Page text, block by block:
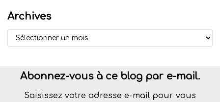
Archives
Abonnez-vous à ce blog par e-mail.
Saisissez votre adresse e-mail pour vous